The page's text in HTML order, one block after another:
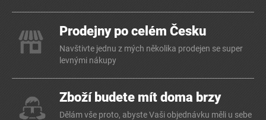
Prodejny po celém Česku
Navštivte jednu z mých několika prodejen se super
levnými nákupy
Zboží budete mít doma brzy
Dělám vše proto, abyste Vaši objednávku měli u sebe